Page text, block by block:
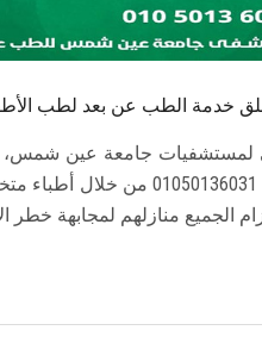
خدمة الطب عن بعد لطب
لمستشفيات جامعة عين
من خلال رقم الواتس آب
الجميع منازلهم لمجابهة خطر